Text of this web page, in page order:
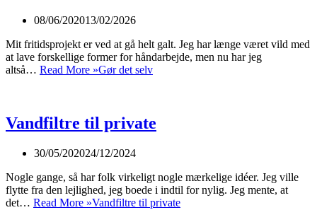
08/06/202013/02/2026
Mit fritidsprojekt er ved at gå helt galt. Jeg har længe været vild med
at lave forskellige former for håndarbejde, men nu har jeg
altså… Read More »Gør det selv
Vandfiltre til private
30/05/202024/12/2024
Nogle gange, så har folk virkeligt nogle mærkelige idéer. Jeg ville
flytte fra den lejlighed, jeg boede i indtil for nylig. Jeg mente, at
det… Read More »Vandfiltre til private